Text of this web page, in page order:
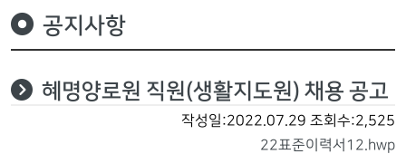
공지사항
혜명양로원 직원(생활지도원) 채용 공고
작성일:2022.07.29 조회수:2,525
22표준이력서12.hwp